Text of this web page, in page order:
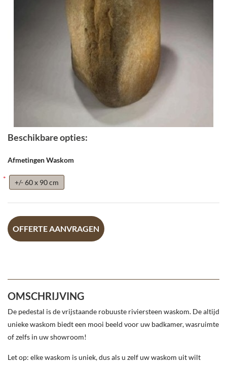
Beschikbare opties:
Afmetingen Waskom
+/- 60 x 90 cm
OFFERTE AANVRAGEN
OMSCHRIJVING
De pedestal is de vrijstaande robuuste riviersteen waskom. De altijd
unieke waskom biedt een mooi beeld voor uw badkamer, wasruimte
of zelfs in uw showroom!
Let op: elke waskom is uniek, dus als u zelf uw waskom uit wilt